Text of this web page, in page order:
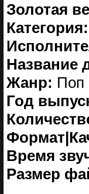
Золотая
Категория:
Название
Жанр: Поп
Год
Время
Размер